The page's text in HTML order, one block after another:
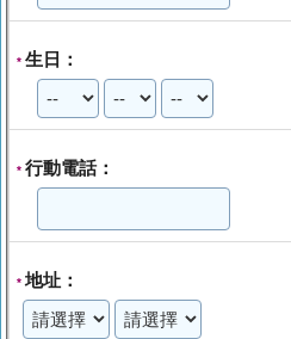
* 生日：
* 行動電話：
*地址：